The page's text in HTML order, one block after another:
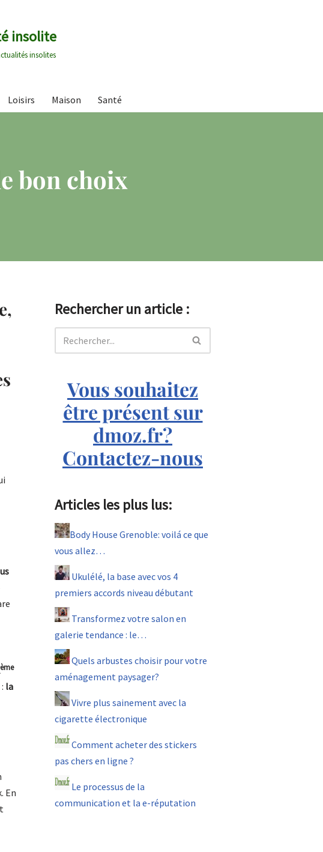
insolite
insolites
Loisirs Maison Santé
bon choix
,
ème
la
En
Rechercher un article :
Vous souhaitez
être présent sur
dmoz.fr?
Contactez-nous
Articles les plus lus:
Body House Grenoble: voilá ce que
vous allez…
Ukulélé, la base avec vos 4
premiers accords niveau débutant
Transformez votre salon en
galerie tendance : le…
Quels arbustes choisir pour votre
aménagement paysager?
Vivre plus sainement avec la
cigarette électronique
Comment acheter des stickers
pas chers en ligne ?
Le processus de la
communication et la e-réputation